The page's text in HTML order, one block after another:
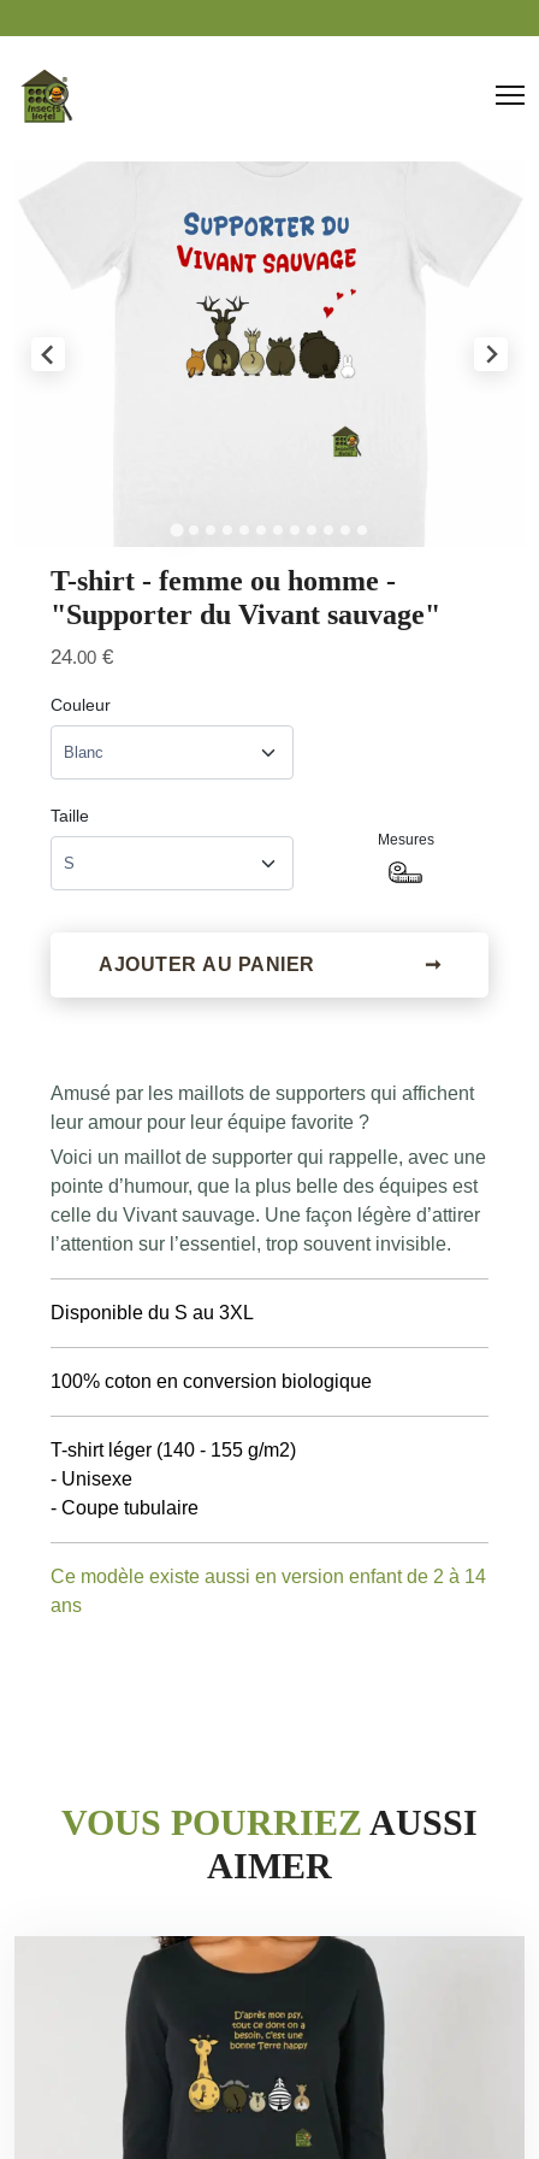
T-shirt - femme ou homme -
"Supporter du Vivant sauvage"
24.00 €
Couleur
Taille
Mesures
AJOUTER AU PANIER ➞
Amusé par les maillots de supporters qui affichent
leur amour pour leur équipe favorite ?
Voici un maillot de supporter qui rappelle, avec une
pointe d’humour, que la plus belle des équipes est
celle du Vivant sauvage. Une façon légère d’attirer
l’attention sur l’essentiel, trop souvent invisible.
Disponible du S au 3XL
100% coton en conversion biologique
T-shirt léger (140 - 155 g/m2)
- Unisexe
- Coupe tubulaire
Ce modèle existe aussi en version enfant de 2 à 14
ans
VOUS POURRIEZ AUSSI
AIMER